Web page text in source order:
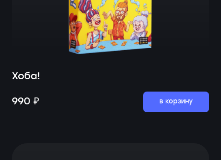
Хоба!
990 ₽
в корзину